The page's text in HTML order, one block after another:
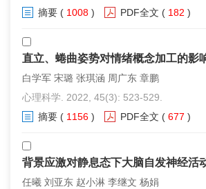
摘要 ( 1008 ) PDF全文 ( 182 )
直立、蜷曲姿势对情绪概念加工的影
白学军 宋璐 张琪涵 周广东 章鹏
心理科学. 2022, 45(3): 523-529.
摘要 ( 1156 ) PDF全文 ( 677 )
背景应激对静息态下大脑自发神经活
任曦 刘亚东 赵小淋 李继文 杨娟